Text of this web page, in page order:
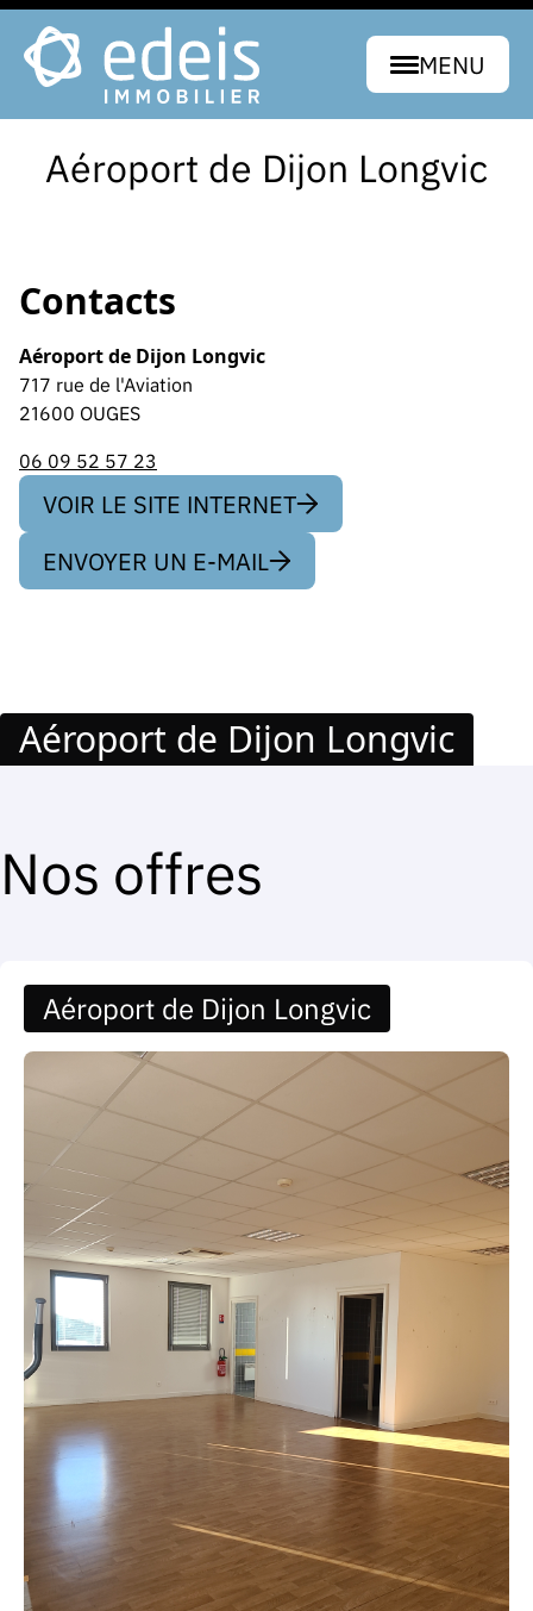
MENU
Aéroport de Dijon Longvic
Contacts
Aéroport de Dijon Longvic
717 rue de l'Aviation
21600 OUGES
06 09 52 57 23
VOIR LE SITE INTERNET
ENVOYER UN E-MAIL
Aéroport de Dijon Longvic
Nos offres
Aéroport de Dijon Longvic